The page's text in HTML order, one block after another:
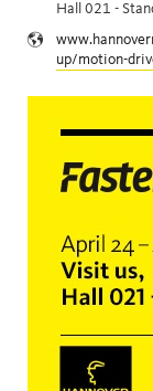
Hall 021 -
up/motion-